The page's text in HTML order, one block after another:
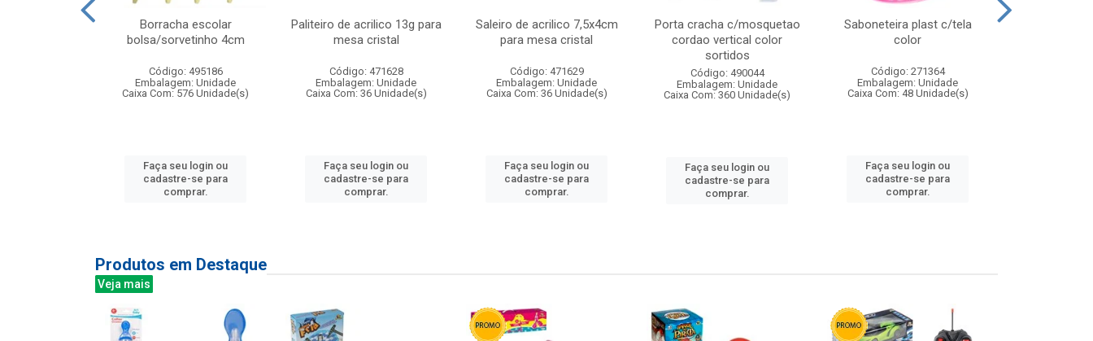
Borracha escolar
bolsa/sorvetinho 4cm
Código: 495186
Embalagem: Unidade
Caixa Com: 576 Unidade(s)
Faça seu login ou
cadastre-se para
comprar.
Paliteiro de acrilico 13g para
mesa cristal
Código: 471628
Embalagem: Unidade
Caixa Com: 36 Unidade(s)
Faça seu login ou
cadastre-se para
comprar.
Saleiro de acrilico 7,5x4cm
para mesa cristal
Código: 471629
Embalagem: Unidade
Caixa Com: 36 Unidade(s)
Faça seu login ou
cadastre-se para
comprar.
Porta cracha c/mosquetao
cordao vertical color
sortidos
Código: 490044
Embalagem: Unidade
Caixa Com: 360 Unidade(s)
Faça seu login ou
cadastre-se para
comprar.
Saboneteira plast c/tela
color
Código: 271364
Embalagem: Unidade
Caixa Com: 48 Unidade(s)
Faça seu login ou
cadastre-se para
comprar.
Produtos em Destaque
Veja mais